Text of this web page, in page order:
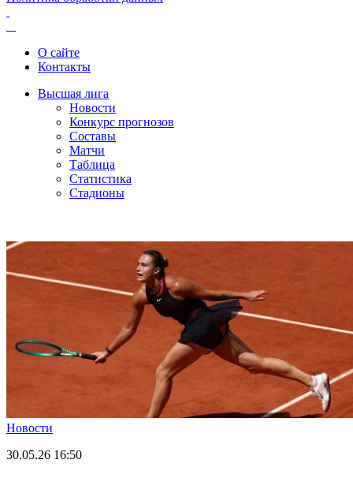
О сайте
Контакты
Высшая лига
Новости
Конкурс прогнозов
Составы
Матчи
Таблица
Статистика
Стадионы
Новости
30.05.26 16:50